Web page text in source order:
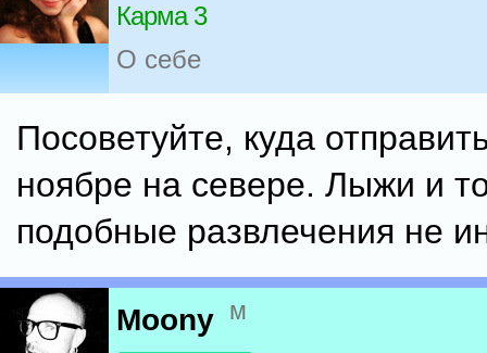
Карма 3
О себе
Посоветуйте, куда
ноябре на севере. Лыжи и
подобные развлечения не
Moony м